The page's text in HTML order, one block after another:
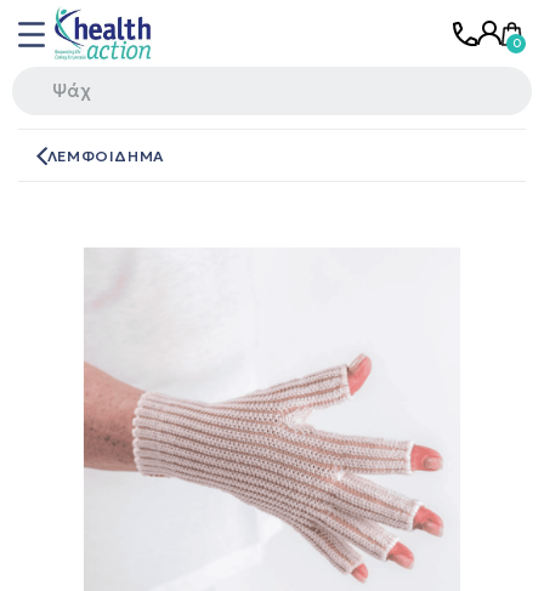
ΛΕΜΦΟΙΔΗΜΑ